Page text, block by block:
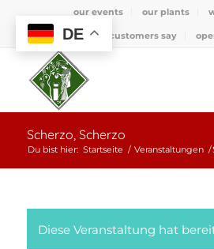
our events our plants
what customers say
Scherzo, Scherzo
Du bist hier: Startseite / Veranstaltungen /
Diese Veranstaltung hat
DE